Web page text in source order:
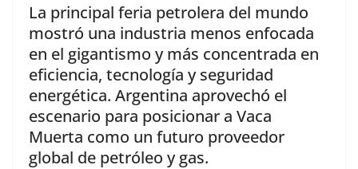
La principal feria petrolera del mundo
mostró una industria menos enfocada
en el gigantismo y más concentrada en
eficiencia, tecnología y seguridad
energética. Argentina aprovechó el
escenario para posicionar a Vaca
Muerta como un futuro proveedor
global de petróleo y gas.